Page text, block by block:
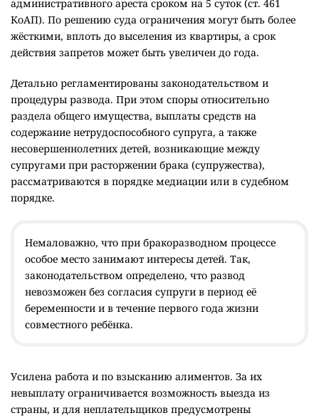
административного ареста сроком на 5 суток (ст. 461
КоАП). По решению суда ограничения могут быть более
жёсткими, вплоть до выселения из квартиры, а срок
действия запретов может быть увеличен до года.
Детально регламентированы законодательством и
процедуры развода. При этом споры относительно
раздела общего имущества, выплаты средств на
содержание нетрудоспособного супруга, а также
несовершеннолетних детей, возникающие между
супругами при расторжении брака (супружества),
рассматриваются в порядке медиации или в судебном
порядке.
Немаловажно, что при бракоразводном процессе
особое место занимают интересы детей. Так,
законодательством определено, что развод
невозможен без согласия супруги в период её
беременности и в течение первого года жизни
совместного ребёнка.
Усилена работа и по взысканию алиментов. За их
невыплату ограничивается возможность выезда из
страны, и для неплательщиков предусмотрены